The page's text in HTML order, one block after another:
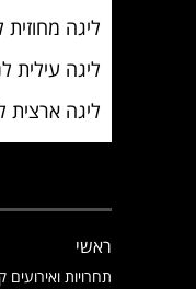
ליגה
ליגה עילית
ליגה ארצית
ראשי
תחרויות ואירועים